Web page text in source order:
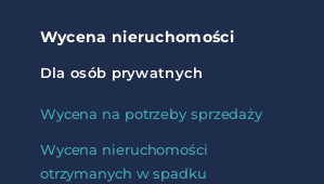
Wycena nieruchomości
Dla osób prywatnych
Wycena na potrzeby sprzedaży
Wycena nieruchomości
otrzymanych w spadku